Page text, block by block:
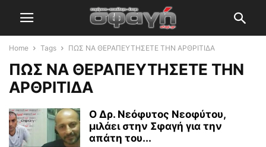
Home Tags ΠΩΣ ΝΑ ΘΕΡΑΠΕΥΤΗΣΕΤΕ ΤΗΝ ΑΡΘΡΙΤΙΔΑ
ΠΩΣ ΝΑ ΘΕΡΑΠΕΥΤΗΣΕΤΕ ΤΗΝ
ΑΡΘΡΙΤΙΔΑ
Ο Δρ. Νεόφυτος Νεοφύτου,
μιλάει στην Σφαγή για την
απάτη του...